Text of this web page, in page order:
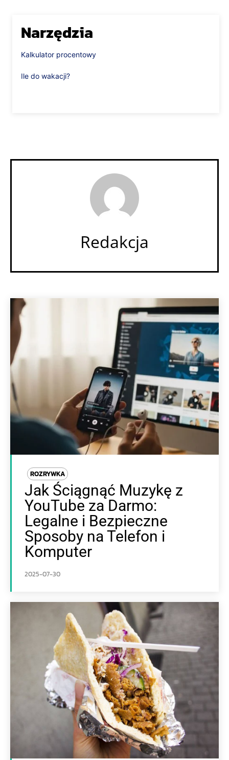
Narzędzia
Kalkulator procentowy
Ile do wakacji?
Redakcja
ROZRYWKA
Jak Ściągnąć Muzykę z
YouTube za Darmo:
Legalne i Bezpieczne
Sposoby na Telefon i
Komputer
2025-07-30